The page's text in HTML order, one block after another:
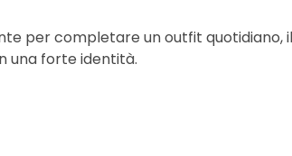
per completare un outfit quotidiano, il
una forte identità.